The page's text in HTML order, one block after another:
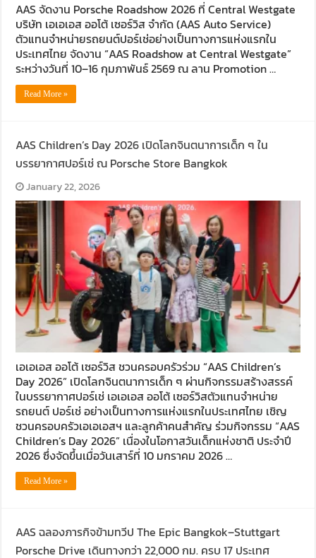
AAS จัดงาน Porsche Roadshow 2026 ที่ Central Westgate
บริษัท เอเอเอส ออโต้ เซอร์วิส จำกัด (AAS Auto Service)
ตัวแทนจำหน่ายรถยนต์ปอร์เช่อย่างเป็นทางการแห่งแรกใน
ประเทศไทย จัดงาน “AAS Roadshow at Central Westgate”
ระหว่างวันที่ 10–16 กุมภาพันธ์ 2569 ณ ลาน Promotion …
Read More »
AAS Children’s Day 2026 เปิดโลกจินตนาการเด็ก ๆ ใน
บรรยากาศปอร์เช่ ณ Porsche Store Bangkok
January 22, 2026
เอเอเอส ออโต้ เซอร์วิส ชวนครอบครัวร่วม “AAS Children’s
Day 2026” เปิดโลกจินตนาการเด็ก ๆ ผ่านกิจกรรมสร้างสรรค์
ในบรรยากาศปอร์เช่ เอเอเอส ออโต้ เซอร์วิสตัวแทนจำหน่าย
รถยนต์ ปอร์เช่ อย่างเป็นทางการแห่งแรกในประเทศไทย เชิญ
ชวนครอบครัวเอเอเอสฯ และลูกค้าคนสำคัญ ร่วมกิจกรรม “AAS
Children’s Day 2026” เนื่องในโอกาสวันเด็กแห่งชาติ ประจำปี
2026 ซึ่งจัดขึ้นเมื่อวันเสาร์ที่ 10 มกราคม 2026 …
Read More »
AAS ฉลองภารกิจข้ามทวีป The Epic Bangkok–Stuttgart
Porsche Drive เดินทางกว่า 22,000 กม. ครบ 17 ประเทศ